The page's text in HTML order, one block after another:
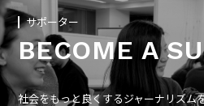
サポーター
BECOME A
社会をもっと良くするジャーナリズム